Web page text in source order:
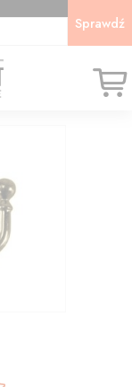
Sprawdź